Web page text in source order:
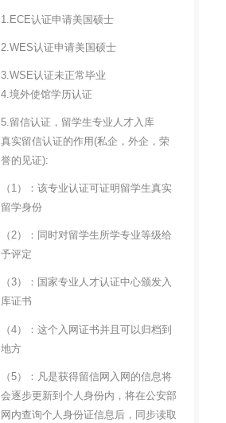
1.ECE认证申请美国硕士
2.WES认证申请美国硕士
3.WSE认证未正常毕业
4.境外使馆学历认证
5.留信认证，留学生专业人才入库
真实留信认证的作用(私企，外企，荣
誉的见证):
（1）：该专业认证可证明留学生真实
留学身份
（2）：同时对留学生所学专业等级给
予评定
（3）：国家专业人才认证中心颁发入
库证书
（4）：这个入网证书并且可以归档到
地方
（5）：凡是获得留信网入网的信息将
会逐步更新到个人身份内，将在公安部
网内查询个人身份证信息后，同步读取